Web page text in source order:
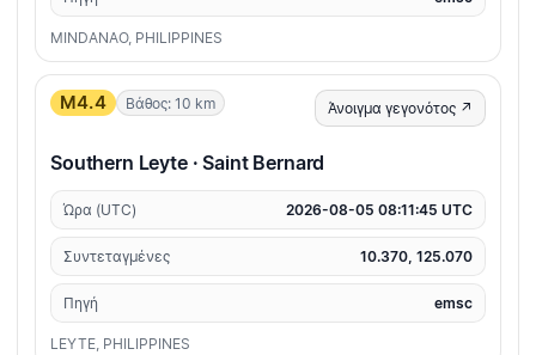
MINDANAO, PHILIPPINES
M4.4 Βάθος: 10 km Άνοιγμα γεγονότος ↗
Southern Leyte · Saint Bernard
Ώρα (UTC) 2026-08-05 08:11:45 UTC
Συντεταγμένες 10.370, 125.070
Πηγή emsc
LEYTE, PHILIPPINES